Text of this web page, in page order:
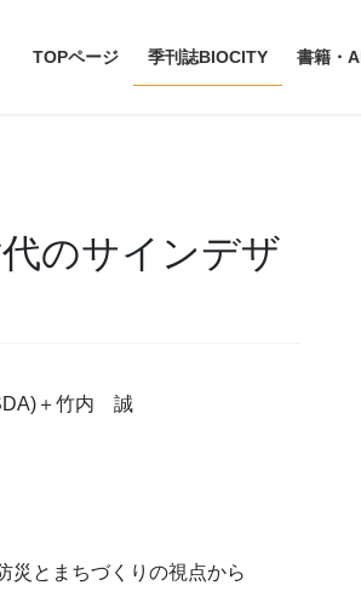
TOPページ 季刊誌BIOCITY 書籍・
のサインデザ
＋竹内 誠
とまちづくりの視点から